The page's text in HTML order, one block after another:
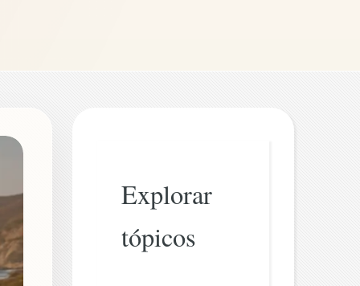
Explorar
tópicos